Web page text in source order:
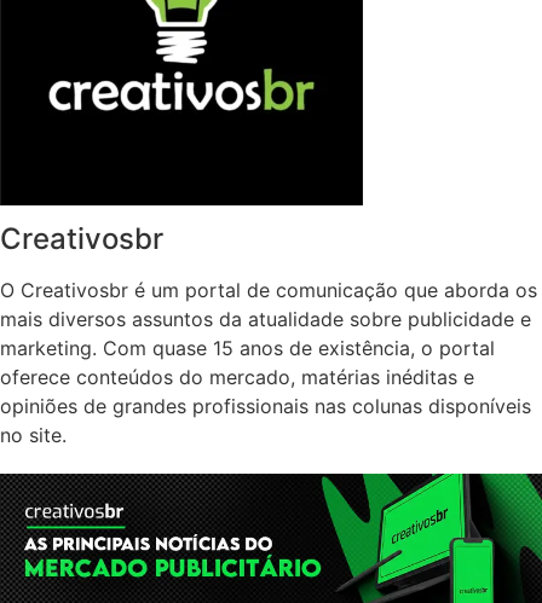
Creativosbr
O Creativosbr é um portal de comunicação que aborda os
mais diversos assuntos da atualidade sobre publicidade e
marketing. Com quase 15 anos de existência, o portal
oferece conteúdos do mercado, matérias inéditas e
opiniões de grandes profissionais nas colunas disponíveis
no site.